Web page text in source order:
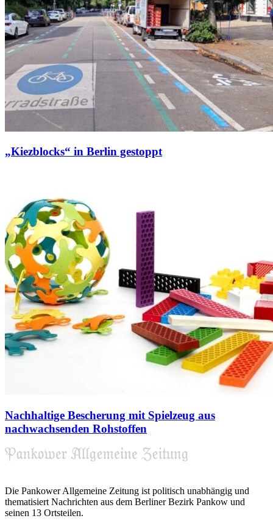
„Kiezblocks“ in Berlin gestoppt
Nachhaltige Bescherung mit Spielzeug aus
nachwachsenden Rohstoffen
Die Pankower Allgemeine Zeitung ist politisch unabhängig und
thematisiert Nachrichten aus dem Berliner Bezirk Pankow und
seinen 13 Ortsteilen.